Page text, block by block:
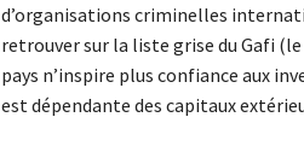
d’organisations criminelles
retrouver sur la liste grise du Gafi
pays n’inspire plus confiance aux
est dépendante des capitaux